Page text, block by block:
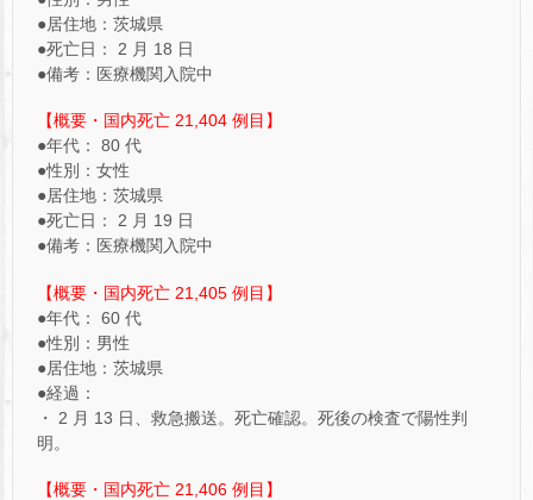
●居住地：茨城県
●死亡日： 2 月 18 日
●備考：医療機関入院中
【概要・国内死亡 21,404 例目】
●年代： 80 代
●性別：女性
●居住地：茨城県
●死亡日： 2 月 19 日
●備考：医療機関入院中
【概要・国内死亡 21,405 例目】
●年代： 60 代
●性別：男性
●居住地：茨城県
●経過：
・ 2 月 13 日、救急搬送。死亡確認。死後の検査で陽性判
明。
【概要・国内死亡 21,406 例目】